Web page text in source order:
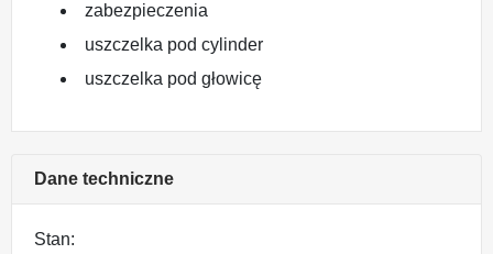
zabezpieczenia
uszczelka pod cylinder
uszczelka pod głowicę
Dane techniczne
Stan: